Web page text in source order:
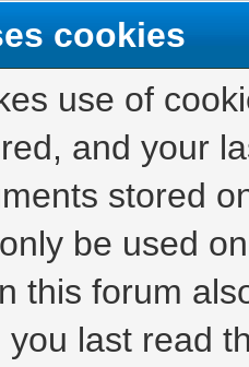
cookies
use of
and your
stored
be used
this forum
last read